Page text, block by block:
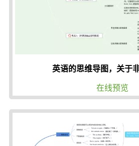
英语的思维导图，关于
在线预览